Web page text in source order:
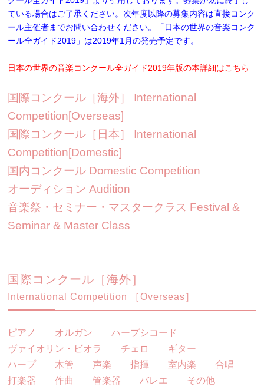
ている場合はご了承ください。次年度以降の募集内容は直接コンク
ール主催者までお問い合わせください。「日本の世界の音楽コンク
ール全ガイド2019」は2019年1月の発売予定です。
日本の世界の音楽コンクール全ガイド2019年版の本詳細はこちら
国際コンクール［海外］ International
Competition[Overseas]
国際コンクール［日本］ International
Competition[Domestic]
国内コンクール Domestic Competition
オーディション Audition
音楽祭・セミナー・マスタークラス Festival &
Seminar & Master Class
国際コンクール［海外］
International Competition ［Overseas］
ピアノ オルガン
ハープシコード
ヴァイオリン・ビオラ
チェロ
ギター
ハープ
木管 声楽 指揮 室内楽
合唱
打楽器
作曲 管楽器 バレエ その他